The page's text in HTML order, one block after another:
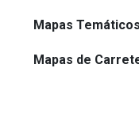
Mapas Temáticos
Mapas de